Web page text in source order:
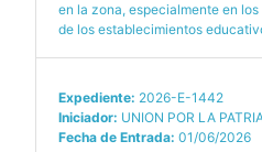
en la zona, especialmente en
de los establecimientos
Expediente: 2026-E-1442
Iniciador: UNION POR LA
Fecha de Entrada: 01/06/2026